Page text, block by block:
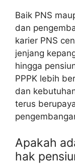
Baik PNS
dan
karier PNS
jenjang
hingga
PPPK lebih
dan
terus
Apakah
hak